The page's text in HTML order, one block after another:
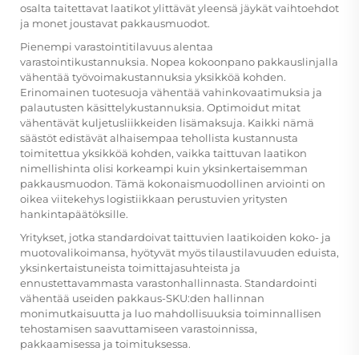
osalta taitettavat laatikot ylittävät yleensä jäykät vaihtoehdot
ja monet joustavat pakkausmuodot.
Pienempi varastointitilavuus alentaa
varastointikustannuksia. Nopea kokoonpano pakkauslinjalla
vähentää työvoimakustannuksia yksikköä kohden.
Erinomainen tuotesuoja vähentää vahinkovaatimuksia ja
palautusten käsittelykustannuksia. Optimoidut mitat
vähentävät kuljetusliikkeiden lisämaksuja. Kaikki nämä
säästöt edistävät alhaisempaa tehollista kustannusta
toimitettua yksikköä kohden, vaikka taittuvan laatikon
nimellishinta olisi korkeampi kuin yksinkertaisemman
pakkausmuodon. Tämä kokonaismuodollinen arviointi on
oikea viitekehys logistiikkaan perustuvien yritysten
hankintapäätöksille.
Yritykset, jotka standardoivat taittuvien laatikoiden koko- ja
muotovalikoimansa, hyötyvät myös tilaustilavuuden eduista,
yksinkertaistuneista toimittajasuhteista ja
ennustettavammasta varastonhallinnasta. Standardointi
vähentää useiden pakkaus-SKU:den hallinnan
monimutkaisuutta ja luo mahdollisuuksia toiminnallisen
tehostamisen saavuttamiseen varastoinnissa,
pakkaamisessa ja toimituksessa.